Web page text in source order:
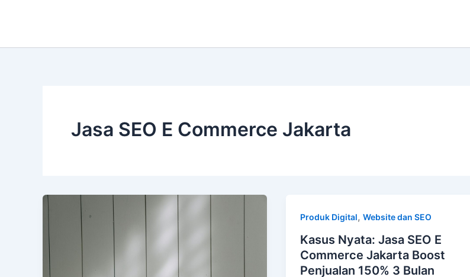
Jasa SEO E Commerce Jakarta
Produk Digital, Website dan SEO
Kasus Nyata: Jasa SEO E
Commerce Jakarta Boost
Penjualan 150% 3 Bulan